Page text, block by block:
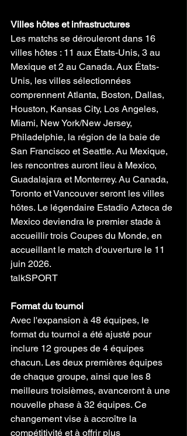
Villes hôtes et infrastructures
Les matchs se dérouleront dans 16
villes hôtes : 11 aux États-Unis, 3 au
Mexique et 2 au Canada. Aux États-
Unis, les villes sélectionnées
comprennent Atlanta, Boston, Dallas,
Houston, Kansas City, Los Angeles,
Miami, New York/New Jersey,
Philadelphie, la région de la baie de
San Francisco et Seattle. Au Mexique,
les rencontres auront lieu à Mexico,
Guadalajara et Monterrey. Au Canada,
Toronto et Vancouver seront les villes
hôtes. Le légendaire Estadio Azteca de
Mexico deviendra le premier stade à
accueillir trois Coupes du Monde, en
accueillant le match d'ouverture le 11
juin 2026.
talkSPORT
Format du tournoi
Avec l'expansion à 48 équipes, le
format du tournoi a été ajusté pour
inclure 12 groupes de 4 équipes
chacun. Les deux premières équipes
de chaque groupe, ainsi que les 8
meilleurs troisièmes, avanceront à une
nouvelle phase à 32 équipes. Ce
changement vise à accroître la
compétitivité et à offrir plus